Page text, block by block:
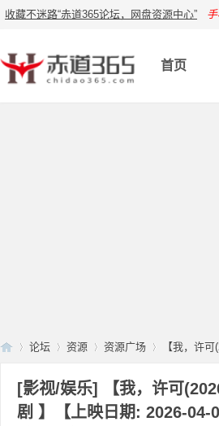
收藏不迷路“赤道365论坛，网盘资源中心”
首页
»
论坛 资源
›
资源广场
›
【我，许
[影视/娱乐]
【我，许可
剧 】【上映日期: 2026-